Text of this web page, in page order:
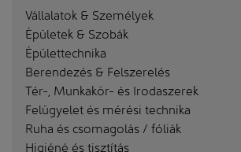
Vállalatok & Személyek
Épületek & Szobák
Épülettechnika
Berendezés & Felszerelés
Tér-, Munkakör- és Irodaszerek
Felügyelet és mérési technika
Ruha és csomagolás / fóliák
Higiéné és tisztítás